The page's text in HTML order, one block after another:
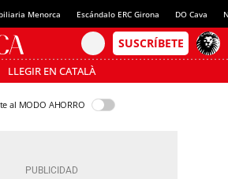
Menorca Escándalo ERC Girona DO Cava
LLEGIR EN CATALÀ
al MODO AHORRO